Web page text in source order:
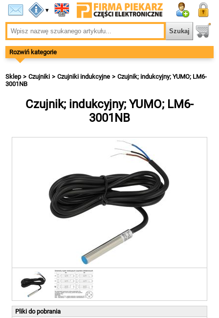
▾
Rozwiń kategorie
Sklep Czujniki Czujniki indukcyjne
Czujnik; indukcyjny; YUMO; LM6-
3001NB
Czujnik; indukcyjny; YUMO; LM6-
3001NB
Pliki do pobrania